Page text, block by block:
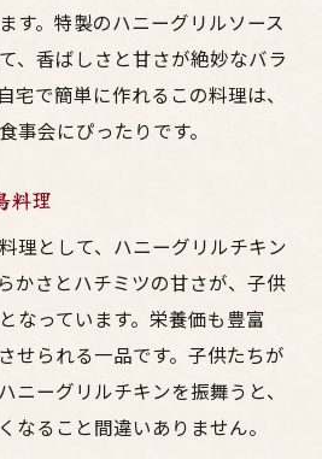
す。特製のハニーグリルソース
、香ばしさと甘さが絶妙なバラ
宅で簡単に作れるこの料理は、
事会にぴったりです。
料理
理として、ハニーグリルチキン
かさとハチミツの甘さが、子供
なっています。栄養価も豊富
せられる一品です。子供たちが
ニーグリルチキンを振舞うと、
なること間違いありません。